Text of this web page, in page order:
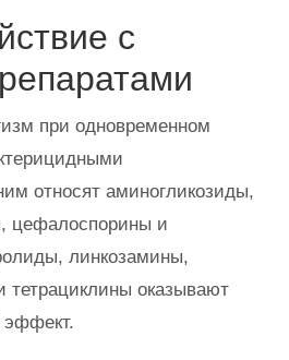
с
при одновременном
относят аминогликозиды,
цефалоспорины и
линкозамины,
оказывают
эффект.